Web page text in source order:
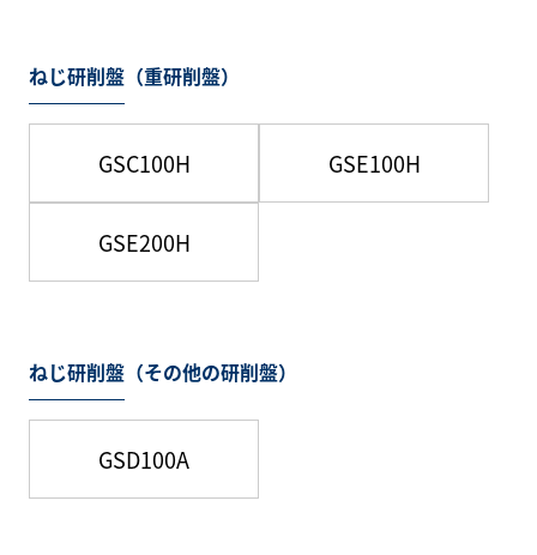
ねじ研削盤（重研削盤）
GSC100H GSE100H
GSE200H
ねじ研削盤（その他の研削盤）
GSD100A